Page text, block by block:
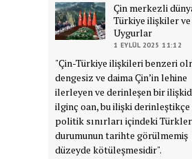
Çin merkezli
Türkiye ilişkiler ve
Uygurlar
1 EYLÜL 2025 11:12
"Çin-Türkiye ilişkileri benzeri
dengesiz ve daima Çin’in lehine
ilerleyen ve derinleşen bir
ilginç oan, bu ilişki derinleştikçe
politik sınırları içindeki
durumunun tarihte görülmemiş
düzeyde kötüleşmesidir".